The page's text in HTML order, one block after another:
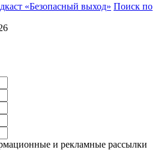
«Безопасный выход» Поиск по
и рекламные рассылки